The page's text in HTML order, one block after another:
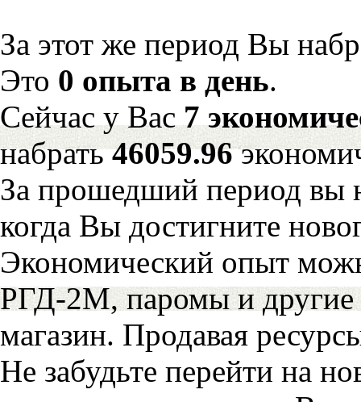
За этот же период Вы
Это 0 опыта в день.
Сейчас у Вас7
набрать46059.96
За прошедший период вы
когда Вы достигните
Экономический опыт
РГД-2М, паромы и другие
магазин. Продавая
Не забудьте перейти на